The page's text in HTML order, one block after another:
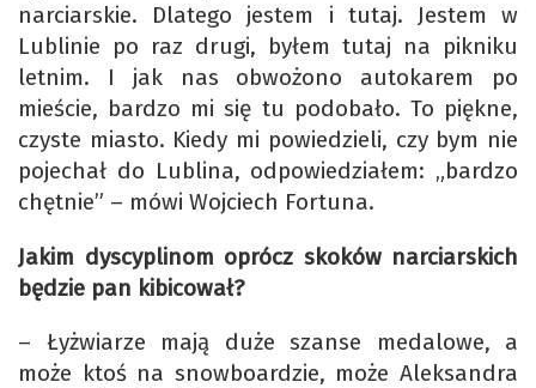
narciarskie. Dlatego jestem i tutaj. Jestem w
Lublinie po raz drugi, byłem tutaj na pikniku
letnim. I jak nas obwożono autokarem po
mieście, bardzo mi się tu podobało. To piękne,
czyste miasto. Kiedy mi powiedzieli, czy bym nie
pojechał do Lublina, odpowiedziałem: „bardzo
chętnie” – mówi Wojciech Fortuna.
Jakim dyscyplinom oprócz skoków narciarskich
będzie pan kibicował?
– Łyżwiarze mają duże szanse medalowe, a
może ktoś na snowboardzie, może Aleksandra